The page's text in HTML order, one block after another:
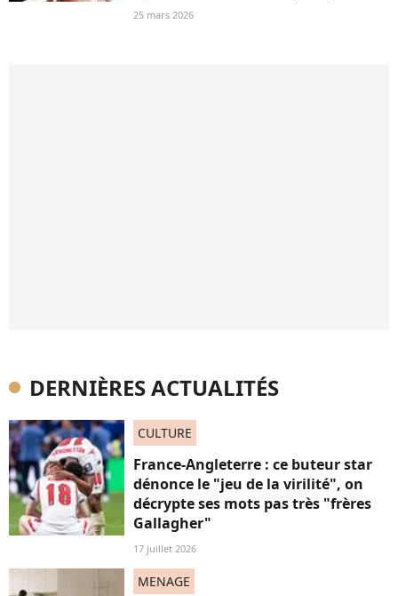
25 mars 2026
DERNIÈRES ACTUALITÉS
CULTURE
France-Angleterre : ce buteur star
dénonce le "jeu de la virilité", on
décrypte ses mots pas très "frères
Gallagher"
17 juillet 2026
MENAGE